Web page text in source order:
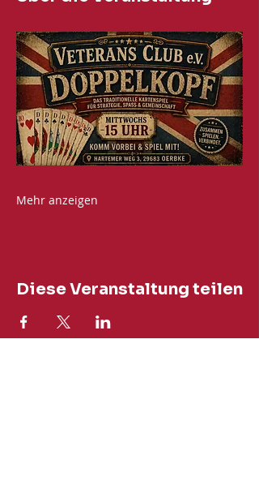
Mehr anzeigen
Diese Veranstaltung teilen